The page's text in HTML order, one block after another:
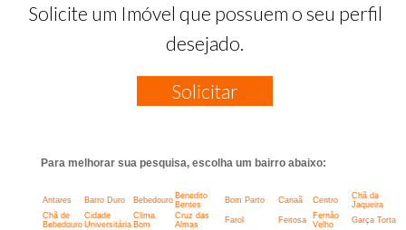
Solicite um Imóvel que possuem o seu perfil
desejado.
Solicitar
Para melhorar sua pesquisa, escolha um bairro abaixo:
Antares Barro Duro Bebedouro Benedito
Bentes
Bom Parto Canaã Centro
Chã da
Jaqueira
Chã de
Bebedouro
Cidade
Universitária
Clima
Bom
Cruz das
Almas
Farol Feitosa
Fernão
Velho
Garça Torta